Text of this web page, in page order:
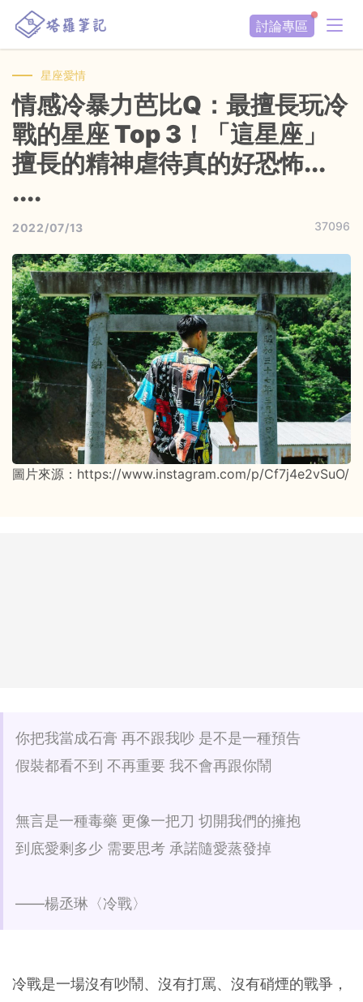
討論專區
星座愛情
情感冷暴力芭比Q：最擅長玩冷
戰的星座 Top 3！「這星座」
擅長的精神虐待真的好恐怖...
....
2022/07/13 37096
圖片來源：https://www.instagram.com/p/Cf7j4e2vSuO/
你把我當成石膏 再不跟我吵 是不是一種預告
假裝都看不到 不再重要 我不會再跟你鬧
無言是一種毒藥 更像一把刀 切開我們的擁抱
到底愛剩多少 需要思考 承諾隨愛蒸發掉
——楊丞琳〈冷戰〉
冷戰是一場沒有吵鬧、沒有打罵、沒有硝煙的戰爭，